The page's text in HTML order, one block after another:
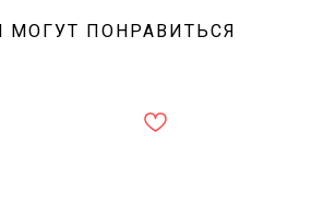
МОГУТ ПОНРАВИТЬСЯ